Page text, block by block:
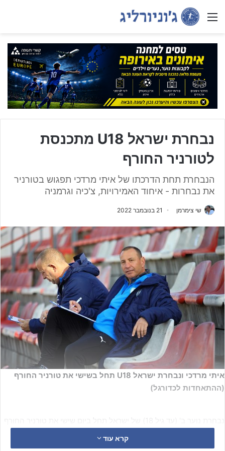
Menu
נבחרת ישראל U18 מתכנסת
לטורניר החורף
הנבחרת תחת הדרכתו של איתי מרדכי תפגוש בטורניר
את נבחרות - איחוד האמירויות, צ'כיה וגרמניה
שי צימרמן 21 בנובמבר 2022
איתי מרדכי ונבחרת ישראל U18 תחל בשישי את טורניר החורף
(ההתאחדות לכדורגל)
קרא עוד